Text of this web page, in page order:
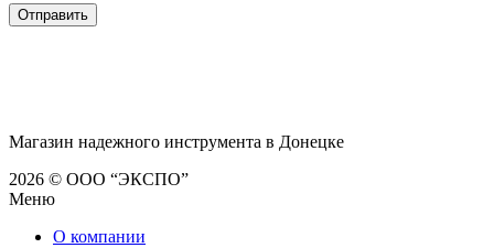
Магазин надежного инструмента в Донецке
2026 © ООО “ЭКСПО”
Меню
О компании